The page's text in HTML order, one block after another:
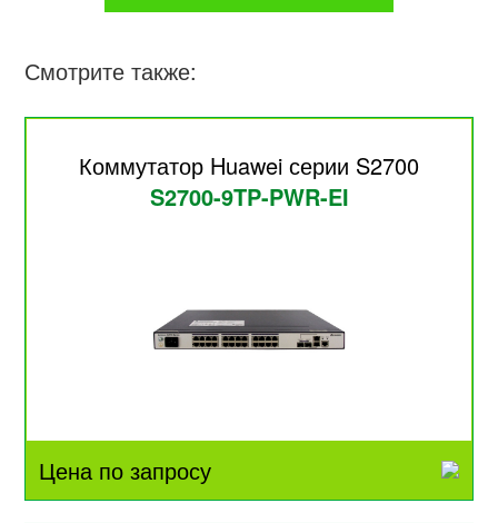
Смотрите также:
Коммутатор Huawei серии S2700
S2700-9TP-PWR-EI
Цена по запросу